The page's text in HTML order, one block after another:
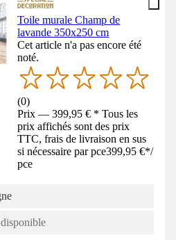
Toile murale Champ de
lavande 350x250 cm
Cet article n'a pas encore été
noté.
(0)
Prix — 399,95 € * Tous les
prix affichés sont des prix
TTC, frais de livraison en sus
si nécessaire par pce399,95 €*/
pce